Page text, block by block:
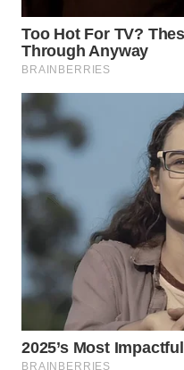
WN
TANJUNG
LESUNG
WN
KARO
SIMALUNGUN
WN
LABUHANBATU
WN
TAPANULI
TENGAH